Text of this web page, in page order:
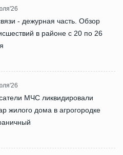
- дежурная часть. Обзор
в районе с 20 по 26
МЧС ликвидировали
жилого дома в агрогородке